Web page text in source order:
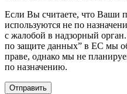
Если Вы считаете, что Ваши
используются не по
с жалобой в надзорный
по защите данных” в ЕС мы
праве, однако мы не
по назначению.
Отправить